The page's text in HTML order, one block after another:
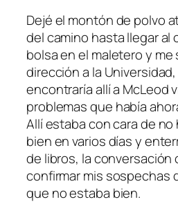
Dejé el montón de polvo
del camino hasta llegar al
bolsa en el maletero y
dirección a la
encontraría allí a McLeod
problemas que había
Allí estaba con cara de
bien en varios días y
de libros, la conversación
confirmar mis sospechas
que no estaba bien.